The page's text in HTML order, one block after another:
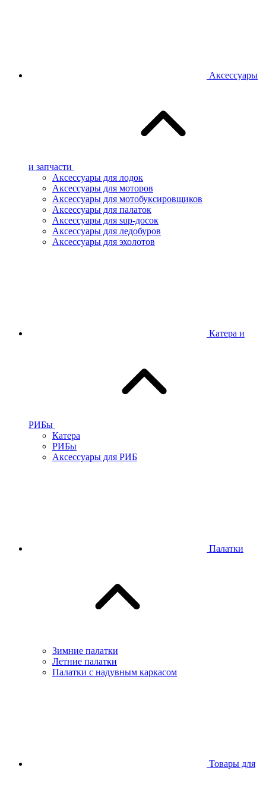
Аксессуары
и запчасти
Аксессуары для лодок
Аксессуары для моторов
Аксессуары для мотобуксировщиков
Аксессуары для палаток
Аксессуары для sup-досок
Аксессуары для ледобуров
Аксессуары для эхолотов
Катера и
РИБы
Катера
РИБы
Аксессуары для РИБ
Палатки
Зимние палатки
Летние палатки
Палатки с надувным каркасом
Товары для